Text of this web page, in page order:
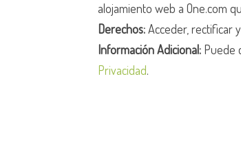
alojamiento web a One.com
Derechos:Acceder, rectificar
Información Adicional: Puede
Privacidad.